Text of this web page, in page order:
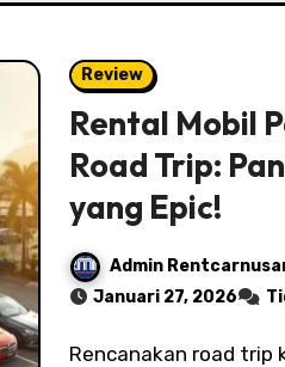
Review
Rental Mobil
Road Trip:
yang Epic!
Admin
Januari 27, 2026
Rencanakan road trip ke Poso dengan